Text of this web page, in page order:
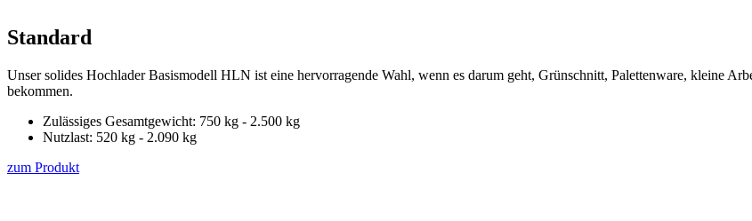
Standard
Unser solides Hochlader Basismodell HLN ist eine hervorragende Wahl, wenn es darum geht, Grünschnitt, Palettenware, kleine
bekommen.
Zulässiges Gesamtgewicht: 750 kg - 2.500 kg
Nutzlast: 520 kg - 2.090 kg
zum Produkt